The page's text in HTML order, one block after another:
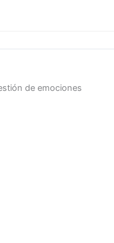
de emociones